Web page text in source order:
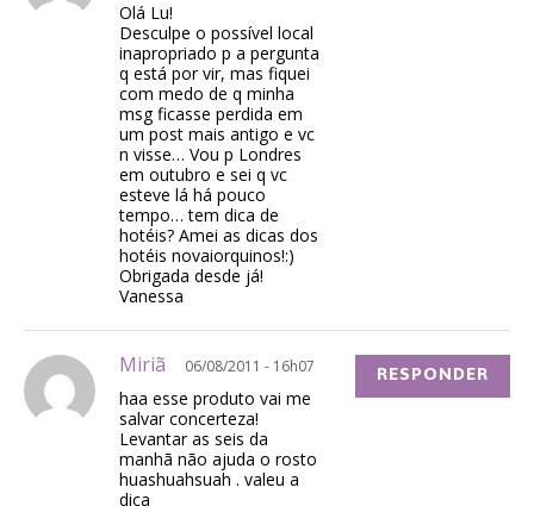
Olá Lu!
Desculpe o possível local
inapropriado p a pergunta
q está por vir, mas fiquei
com medo de q minha
msg ficasse perdida em
um post mais antigo e vc
n visse… Vou p Londres
em outubro e sei q vc
esteve lá há pouco
tempo… tem dica de
hotéis? Amei as dicas dos
hotéis novaiorquinos!:)
Obrigada desde já!
Vanessa
Miriã 06/08/2011 - 16h07
haa esse produto vai me
salvar concerteza!
Levantar as seis da
manhã não ajuda o rosto
huashuahsuah . valeu a
dica
RESPONDER